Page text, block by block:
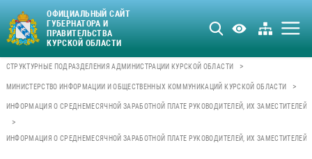
ОФИЦИАЛЬНЫЙ САЙТ
ГУБЕРНАТОРА И
ПРАВИТЕЛЬСТВА
КУРСКОЙ ОБЛАСТИ
СТРУКТУРНЫЕ ПОДРАЗДЕЛЕНИЯ АДМИНИСТРАЦИИ КУРСКОЙ ОБЛАСТИ >
МИНИСТЕРСТВО ИНФОРМАЦИИ И ОБЩЕСТВЕННЫХ КОММУНИКАЦИЙ КУРСКОЙ ОБЛАСТИ >
ИНФОРМАЦИЯ О СРЕДНЕМЕСЯЧНОЙ ЗАРАБОТНОЙ ПЛАТЕ РУКОВОДИТЕЛЕЙ, ИХ
>
ИНФОРМАЦИЯ О СРЕДНЕМЕСЯЧНОЙ ЗАРАБОТНОЙ ПЛАТЕ РУКОВОДИТЕЛЕЙ, ИХ